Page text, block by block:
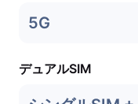
5G
デュアルSIM